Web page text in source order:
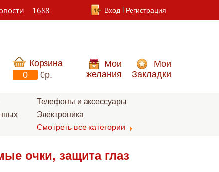
1688 Вход Регистрация
Корзина
0
0p.
Мои
желания
Мои
Закладки
Телефоны и аксессуары
Электроника
Смотреть все категории
очки, защита глаз